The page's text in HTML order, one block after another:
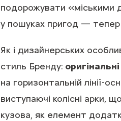
подорожувати «міськими
у пошуках пригод —
Як і дизайнерських
стиль Бренду:
на горизонтальній лінії-
виступаючі колісні арки,
кузова, як елемент